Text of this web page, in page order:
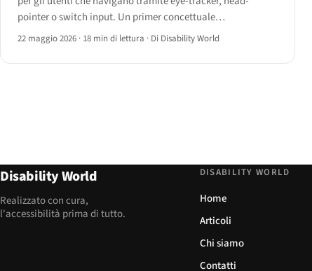
pointer o switch input. Un primer concettuale
sull'hardware, i criteri WCAG pertinenti e i design pattern
22 maggio 2026 · 18 min di lettura · Di Disability World
Disability World
Realizzato con cura,
l'accessibilità prima di tutto.
DISABILITY WORLD
Home
Articoli
Chi siamo
Contatti